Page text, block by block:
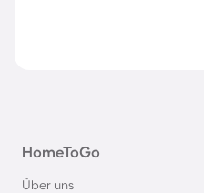
HomeToGo
Über uns